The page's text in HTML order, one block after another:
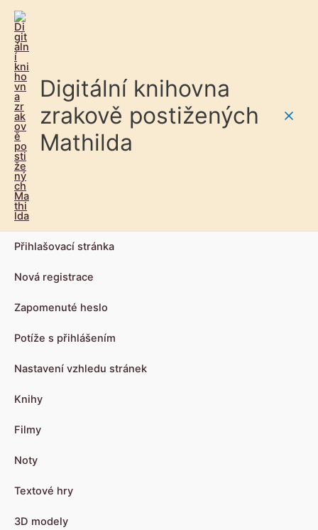
Digitální knihovna
zrakově postižených
Mathilda
Přihlašovací stránka
Nová registrace
Zapomenuté heslo
Potíže s přihlášením
Nastavení vzhledu stránek
Knihy
Filmy
Noty
Textové hry
3D modely